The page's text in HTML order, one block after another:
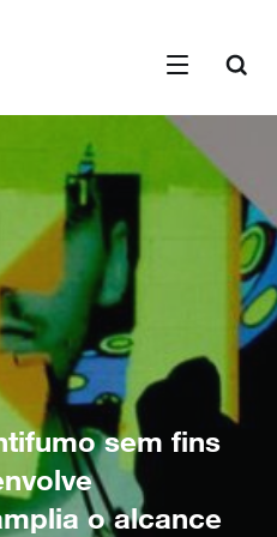
sem fins
o alcance